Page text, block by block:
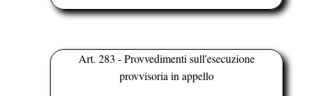
Art. 283 - Provvedimenti sull'esecuzione
provvisoria in appello